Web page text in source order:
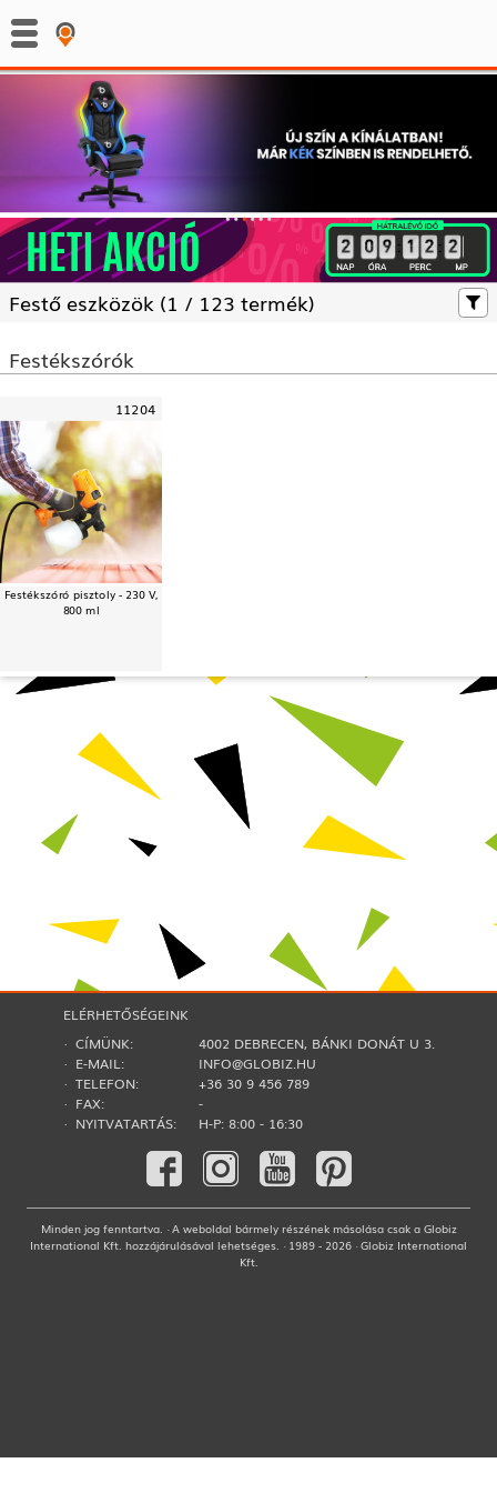
: :
Festő eszközök (1 / 123 termék)
Festékszórók
11204
Festékszóró pisztoly - 230 V,
800 ml
ELÉRHETŐSÉGEINK
· CÍMÜNK:
4002 DEBRECEN, BÁNKI DONÁT U 3.
· E-MAIL:
INFO@GLOBIZ.HU
· TELEFON:
+36 30 9 456 789
· FAX:
-
· NYITVATARTÁS:
H-P: 8:00 - 16:30
Minden jog fenntartva. · A weboldal bármely részének másolása csak a Globiz
International Kft. hozzájárulásával lehetséges. · 1989 - 2026 · Globiz International
Kft.